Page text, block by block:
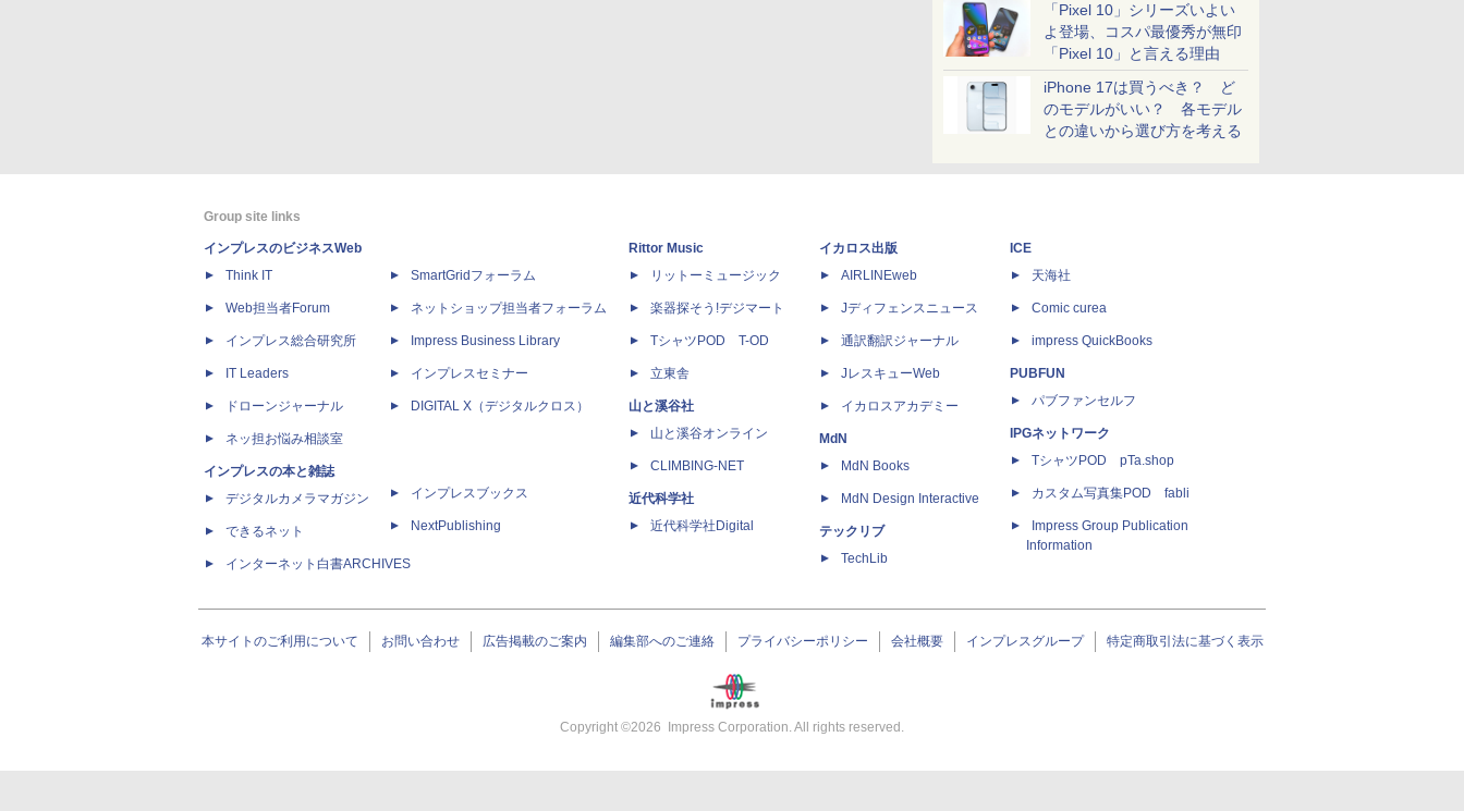
「Pixel 10」シリーズいよい
よ登場、コスパ最優秀が無印
「Pixel 10」と言える理由
iPhone 17は買うべき？ ど
のモデルがいい？ 各モデル
との違いから選び方を考える
Group site links
インプレスのビジネスWeb
Think IT
Web担当者Forum
インプレス総合研究所
IT Leaders
ドローンジャーナル
ネッ担お悩み相談室
インプレスの本と雑誌
デジタルカメラマガジン
できるネット
インターネット白書ARCHIVES
SmartGridフォーラム
ネットショップ担当者フォーラム
Impress Business Library
インプレスセミナー
DIGITAL X（デジタルクロス）
インプレスブックス
NextPublishing
Rittor Music
リットーミュージック
楽器探そう!デジマート
TシャツPOD T-OD
立東舎
山と溪谷社
山と溪谷オンライン
CLIMBING-NET
近代科学社
近代科学社Digital
イカロス出版
AIRLINEweb
Jディフェンスニュース
通訳翻訳ジャーナル
JレスキューWeb
イカロスアカデミー
MdN
MdN Books
MdN Design Interactive
テックリブ
TechLib
ICE
天海社
Comic curea
impress QuickBooks
PUBFUN
パブファンセルフ
IPGネットワーク
TシャツPOD pTa.shop
カスタム写真集POD fabli
Impress Group Publication
Information
本サイトのご利用について お問い合わせ 広告掲載のご案内 編集部へのご連絡 プライバシーポリシー 会社概要 インプレスグループ 特定商取引法に基づく表示
Copyright ©2026 Impress Corporation. All rights reserved.